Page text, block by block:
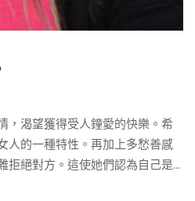
，渴望獲得受人鐘愛的快樂。希
人的一種特性。再加上多愁善感
拒絕對方。這使她們認為自己是